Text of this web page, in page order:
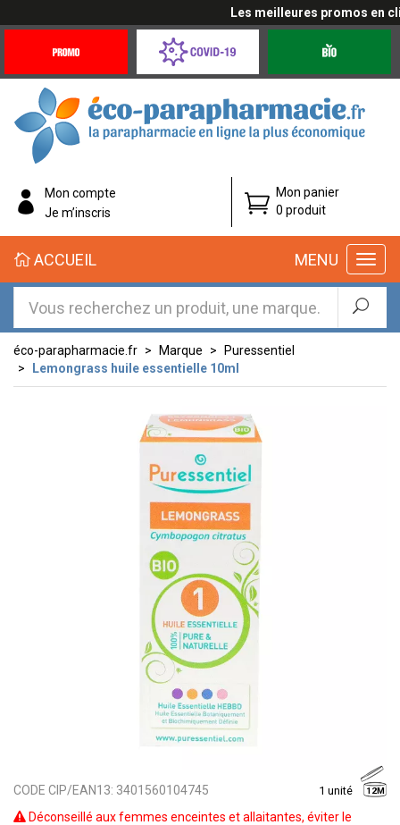
Les meilleures promos en
Offres
Coronavirus
éco-
parapharmacie.fr
éco-
parapharmacie.fr
Mon compte
Je m’inscris
Mon panier
0 produit
MENU
ACCUEIL
éco-parapharmacie.fr Marque
Puressentiel
Lemongrass huile essentielle 10ml
CODE CIP/EAN13: 3401560104745 1 unité 12M
Déconseillé aux femmes enceintes et allaitantes, éviter le